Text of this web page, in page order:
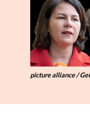
picture alliance /